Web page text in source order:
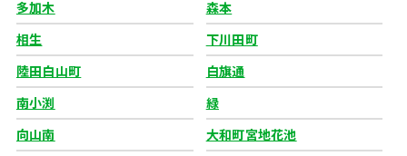
多加木
森本
相生
下川田町
陸田白山町
白旗通
南小渕
緑
向山南
大和町宮地花池